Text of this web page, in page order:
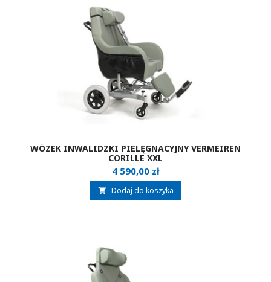
WÓZEK INWALIDZKI PIELĘGNACYJNY VERMEIREN
CORILLE XXL
Cena
4 590,00 zł
 Dodaj do koszyka